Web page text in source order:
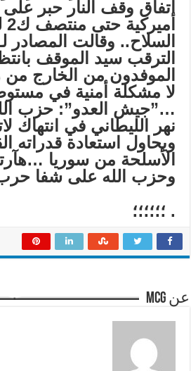
اتفاق وقف النار حبر
السلاح.. وقالت المصادر
الترقب سيد الموقف
الموفدون من الخارج
لا مشكلة أمنية في
…”جيش العدو”: حزب
نهر الليطاني في انتهاك
ويحاول استعادة قدراته
الأسلحة من سوريا
وحزب الله على شفا
. ؛؛؛؛؛؛
عن mcg